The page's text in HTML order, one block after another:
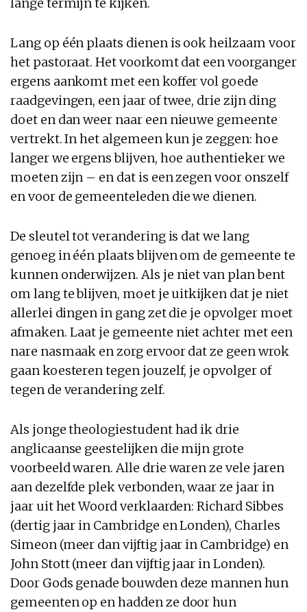
Lang op één plaats dienen is ook heilzaam voor
het pastoraat. Het voorkomt dat een voorganger
ergens aankomt met een koffer vol goede
raadgevingen, een jaar of twee, drie zijn ding
doet en dan weer naar een nieuwe gemeente
vertrekt. In het algemeen kun je zeggen: hoe
langer we ergens blijven, hoe authentieker we
moeten zijn – en dat is een zegen voor onszelf
en voor de gemeenteleden die we dienen.
De sleutel tot verandering is dat we lang
genoeg in één plaats blijven om de gemeente te
kunnen onderwijzen. Als je niet van plan bent
om lang te blijven, moet je uitkijken dat je niet
allerlei dingen in gang zet die je opvolger moet
afmaken. Laat je gemeente niet achter met een
nare nasmaak en zorg ervoor dat ze geen wrok
gaan koesteren tegen jouzelf, je opvolger of
tegen de verandering zelf.
Als jonge theologiestudent had ik drie
anglicaanse geestelijken die mijn grote
voorbeeld waren. Alle drie waren ze vele jaren
aan dezelfde plek verbonden, waar ze jaar in
jaar uit het Woord verklaarden: Richard Sibbes
(dertig jaar in Cambridge en Londen), Charles
Simeon (meer dan vijftig jaar in Cambridge) en
John Stott (meer dan vijftig jaar in Londen).
Door Gods genade bouwden deze mannen hun
gemeenten op en hadden ze door hun